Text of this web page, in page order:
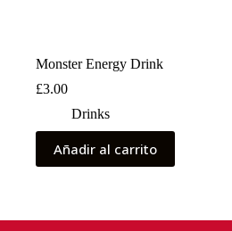
Monster Energy Drink
£3.00
Drinks
Añadir al carrito